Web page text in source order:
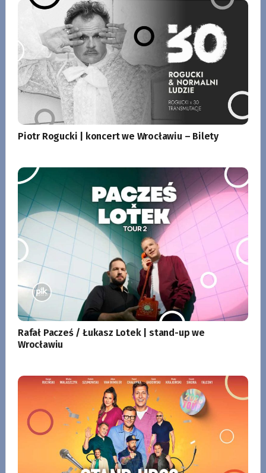
Piotr Rogucki | koncert we Wrocławiu – Bilety
Rafał Pacześ / Łukasz Lotek | stand-up we
Wrocławiu